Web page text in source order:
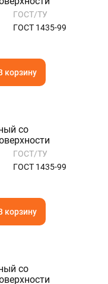
ГОСТ/ТУ
ГОСТ 1435-99
корзину
со
ГОСТ/ТУ
ГОСТ 1435-99
корзину
со